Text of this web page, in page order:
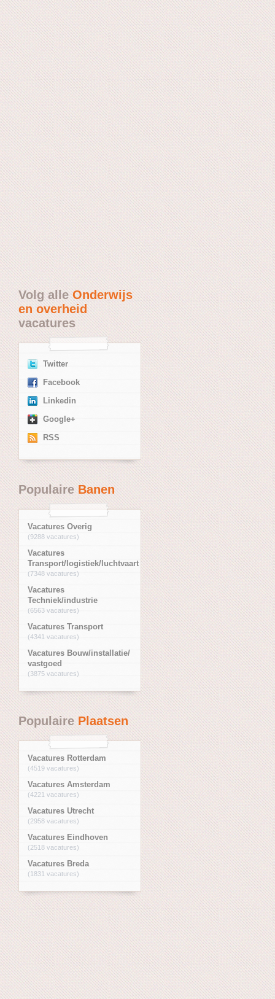
Volg alleOnderwijs
en overheid
vacatures
Twitter
Facebook
Linkedin
Google+
RSS
PopulaireBanen
Vacatures Overig
(9288 vacatures)
Vacatures
Transport/logistiek/luchtvaart
(7348 vacatures)
Vacatures
Techniek/industrie
(6563 vacatures)
Vacatures Transport
(4341 vacatures)
Vacatures Bouw/installatie/
vastgoed
(3875 vacatures)
PopulairePlaatsen
Vacatures Rotterdam
(4519 vacatures)
Vacatures Amsterdam
(4221 vacatures)
Vacatures Utrecht
(2958 vacatures)
Vacatures Eindhoven
(2518 vacatures)
Vacatures Breda
(1831 vacatures)